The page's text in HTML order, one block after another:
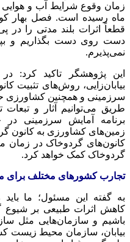
ماه رسیده است. فصل بهار
قطعاً اثرات بلند مدتی را
دست روی دست بگذاریم و
نمی‌پذیرم.
این پژوهشگر تاکید کرد:
بیابان‌زایی، روش‌های تثبیت
سرزمینی و همچنین کشاورزی
طریق می‌توانیم آثار و تبعات
برنامه آمایش سرزمینی
زمین‌های کشاورزی به کانون
کانون‌های گردوخاک در زمان
گردوخاک کمک خواهد کرد.
تجارب کشورهای مختلف برای
به گفته این مسئول؛ ما
کاهش اثرات طبیعی بر شیوع
باشیم و سازمان‌هایی مثل
بیابان، سازمان محیط زیست